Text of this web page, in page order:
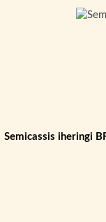
Semicassis iheringi